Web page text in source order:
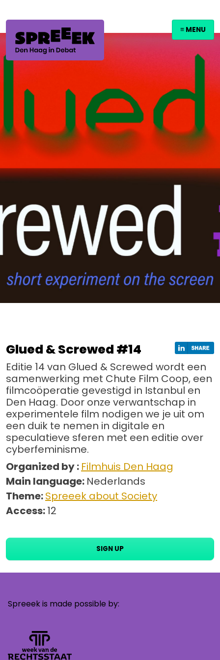
≡ MENU
Glued & Screwed #14
Editie 14 van Glued & Screwed wordt een
samenwerking met Chute Film Coop, een
filmcoöperatie gevestigd in Istanbul en
Den Haag. Door onze verwantschap in
experimentele film nodigen we je uit om
een duik te nemen in digitale en
speculatieve sferen met een editie over
cyberfeminisme.
Organized by : Filmhuis Den Haag
Main language: Nederlands
Theme:Spreeek about Society
Access:12
SIGN UP
Spreeek is made possible by: